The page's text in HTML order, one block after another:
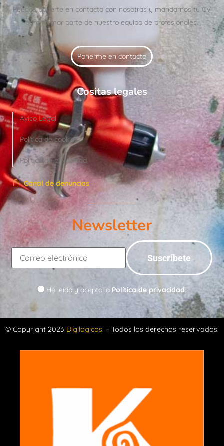
Puedes ponerte en contacto con nosotras y mandarnos tu CV
para formar parte de nuestro equipo de profesionales.
Ponerme en contacto
Cositas legales
Aviso Legal
Política de cookies
Política de privacidad
Canal de denuncias
Newsletter
He leído y acepto la Política de privacidad.
© Copyright 2023 Digilogicos. – Todos los derechos reservados.